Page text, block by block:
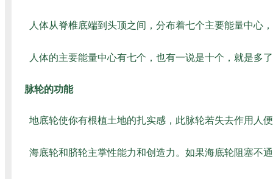
人体从脊椎底端到头顶之间，分布着七个主要能量中心
人体的主要能量中心有七个，也有一说是十个，就是多
脉轮的功能
地底轮使你有根植土地的扎实感，此脉轮若失去作用人
海底轮和脐轮主掌性能力和创造力。如果海底轮阻塞不